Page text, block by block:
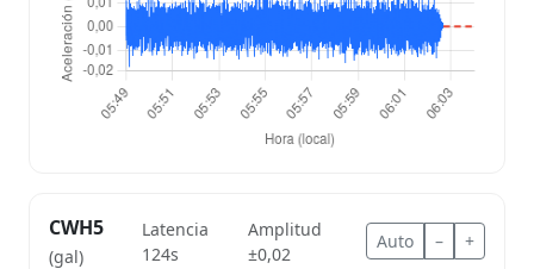
CWH5
(gal)
Latencia
124s
Amplitud
±0,02
Auto – +